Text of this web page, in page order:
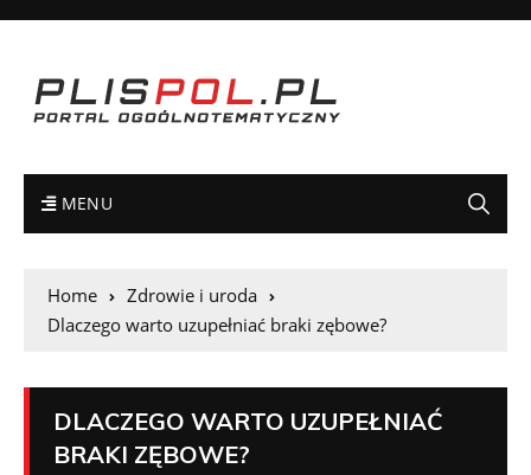
MENU
Home
Zdrowie i uroda
Dlaczego warto uzupełniać braki zębowe?
DLACZEGO WARTO UZUPEŁNIAĆ
BRAKI ZĘBOWE?